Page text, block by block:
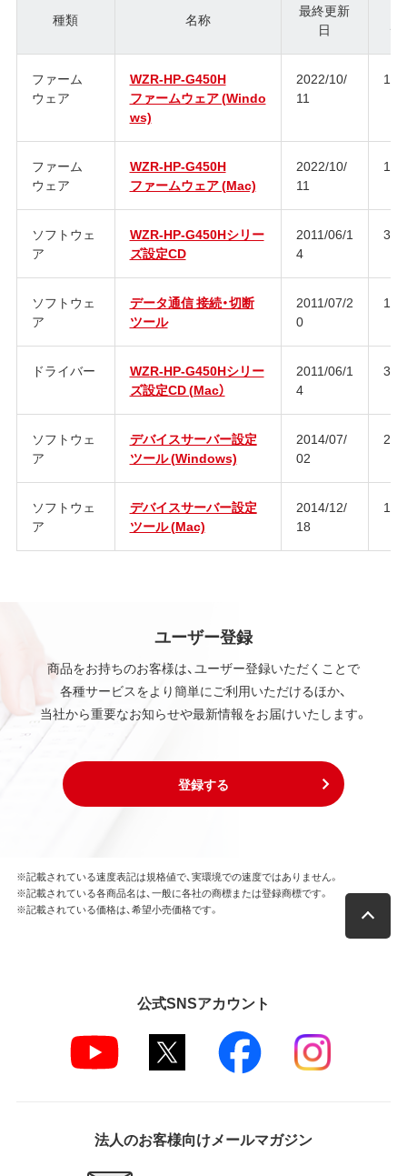
種類 名称
最終更新
日
ジ
ファーム
ウェア
WZR-HP-G450H
ファームウェア (Windo
ws)
2022/10/
11
ファーム
ウェア
WZR-HP-G450H
ファームウェア (Mac)
2022/10/
11
ソフトウェ
ア
WZR-HP-G450Hシリー
ズ設定CD
2011/06/1
4
ソフトウェ
ア
データ通信 接続・切断
ツール
2011/07/2
0
ドライバー
WZR-HP-G450Hシリー
ズ設定CD (Mac）
2011/06/1
4
ソフトウェ
ア
デバイスサーバー設定
ツール (Windows)
2014/07/
02
ソフトウェ
ア
デバイスサーバー設定
ツール (Mac)
2014/12/
18
ユーザー登録
商品をお持ちのお客様は、ユーザー登録いただくことで
各種サービスをより簡単にご利用いただけるほか、
当社から重要なお知らせや最新情報をお届けいたします。
登録する
※記載されている速度表記は規格値で、実環境での速度ではありません。
※記載されている各商品名は、一般に各社の商標または登録商標です。
※記載されている価格は、希望小売価格です。
公式SNSアカウント
法人のお客様向けメールマガジン